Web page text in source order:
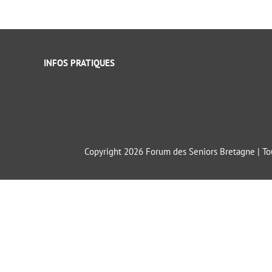
INFOS PRATIQUES
Copyright 2026 Forum des Seniors Bretagne |